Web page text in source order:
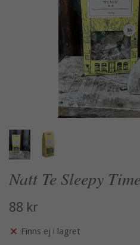
Natt Te Sleepy
88 kr
Finns ej i lagret